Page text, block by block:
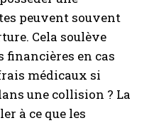
peuvent souvent
Cela soulève
financières en cas
médicaux si
une collision ? La
à ce que les